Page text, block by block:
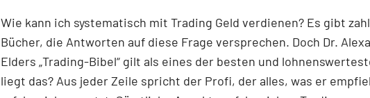
Wie kann ich systematisch mit Trading Geld verdienen? Es gibt
Bücher, die Antworten auf diese Frage versprechen. Doch Dr.
Elders „Trading-Bibel“ gilt als eines der besten und
liegt das? Aus jeder Zeile spricht der Profi, der alles, was er